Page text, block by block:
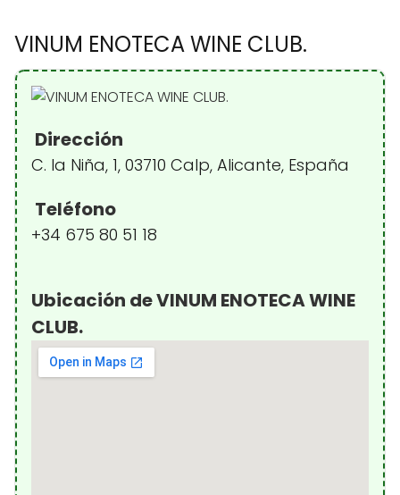
VINUM ENOTECA WINE CLUB.
Dirección
C. la Niña, 1, 03710 Calp, Alicante, España
Teléfono
+34 675 80 51 18
Ubicación de VINUM ENOTECA WINE
CLUB.